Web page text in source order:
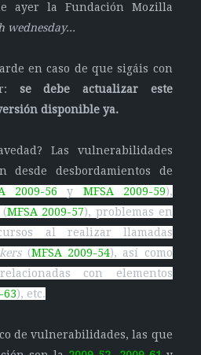
ayer la Fundación Mozilla
wednesday...
en caso de que sigáis con
se debe actualizar este
disponible ya.
Las vulnerabilidades
desde desbordamientos de
2009-56 y MFSA 2009-59),
(MFSA 2009-57), problemas en
al realizar llamadas
(MFSA 2009-54), así como
con elementos
63), etc.
de vulnerabilidades, las que